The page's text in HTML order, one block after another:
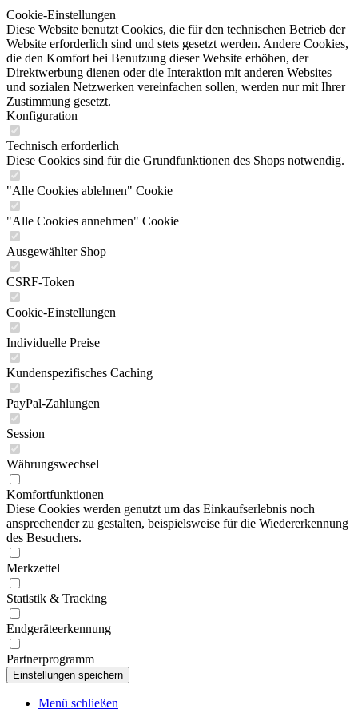
Cookie-Einstellungen
Diese Website benutzt Cookies, die für den technischen Betrieb der
Website erforderlich sind und stets gesetzt werden. Andere Cookies,
die den Komfort bei Benutzung dieser Website erhöhen, der
Direktwerbung dienen oder die Interaktion mit anderen Websites
und sozialen Netzwerken vereinfachen sollen, werden nur mit Ihrer
Zustimmung gesetzt.
Konfiguration
Technisch erforderlich
Diese Cookies sind für die Grundfunktionen des Shops notwendig.
"Alle Cookies ablehnen" Cookie
"Alle Cookies annehmen" Cookie
Ausgewählter Shop
CSRF-Token
Cookie-Einstellungen
Individuelle Preise
Kundenspezifisches Caching
PayPal-Zahlungen
Session
Währungswechsel
Komfortfunktionen
Diese Cookies werden genutzt um das Einkaufserlebnis noch
ansprechender zu gestalten, beispielsweise für die Wiedererkennung
des Besuchers.
Merkzettel
Statistik & Tracking
Endgeräteerkennung
Partnerprogramm
Menü schließen